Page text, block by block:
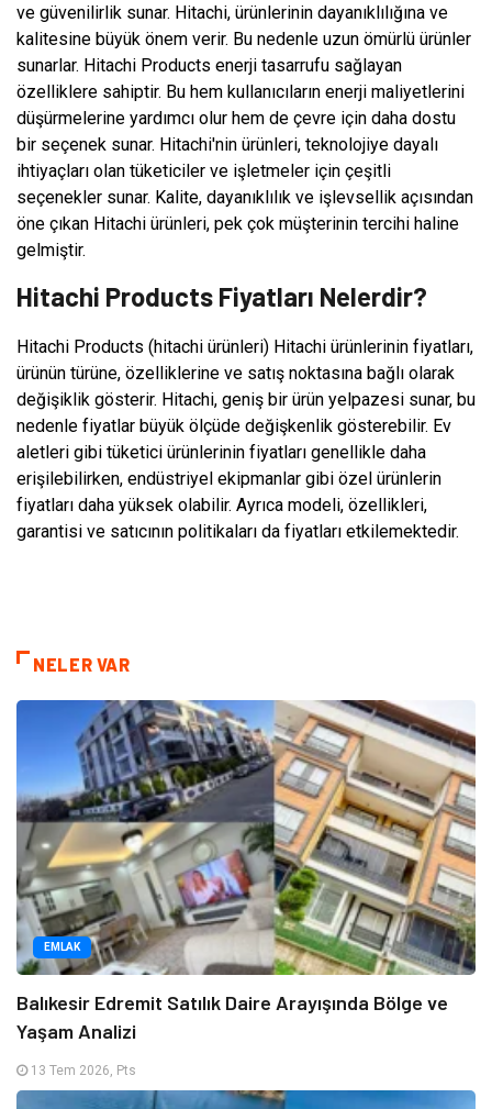
ve güvenilirlik sunar. Hitachi, ürünlerinin dayanıklılığına ve
kalitesine büyük önem verir. Bu nedenle uzun ömürlü ürünler
sunarlar. Hitachi Products enerji tasarrufu sağlayan
özelliklere sahiptir. Bu hem kullanıcıların enerji maliyetlerini
düşürmelerine yardımcı olur hem de çevre için daha dostu
bir seçenek sunar. Hitachi'nin ürünleri, teknolojiye dayalı
ihtiyaçları olan tüketiciler ve işletmeler için çeşitli
seçenekler sunar. Kalite, dayanıklılık ve işlevsellik açısından
öne çıkan Hitachi ürünleri, pek çok müşterinin tercihi haline
gelmiştir.
Hitachi Products Fiyatları Nelerdir?
Hitachi Products (hitachi ürünleri) Hitachi ürünlerinin fiyatları,
ürünün türüne, özelliklerine ve satış noktasına bağlı olarak
değişiklik gösterir. Hitachi, geniş bir ürün yelpazesi sunar, bu
nedenle fiyatlar büyük ölçüde değişkenlik gösterebilir. Ev
aletleri gibi tüketici ürünlerinin fiyatları genellikle daha
erişilebilirken, endüstriyel ekipmanlar gibi özel ürünlerin
fiyatları daha yüksek olabilir. Ayrıca modeli, özellikleri,
garantisi ve satıcının politikaları da fiyatları etkilemektedir.
NELER VAR
EMLAK
Balıkesir Edremit Satılık Daire Arayışında Bölge ve
Yaşam Analizi
13 Tem 2026, Pts